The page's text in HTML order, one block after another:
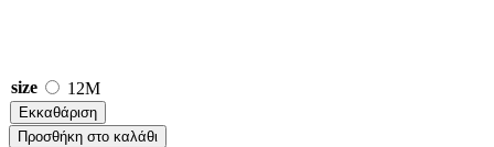
size 12M
Εκκαθάριση
Προσθήκη στο καλάθι